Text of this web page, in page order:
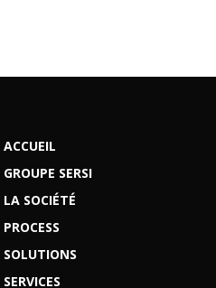
ACCUEIL
GROUPE SERSI
LA SOCIÉTÉ
PROCESS
SOLUTIONS
SERVICES